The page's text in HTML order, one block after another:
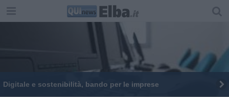
Digitale e sostenibilità, bando per le imprese